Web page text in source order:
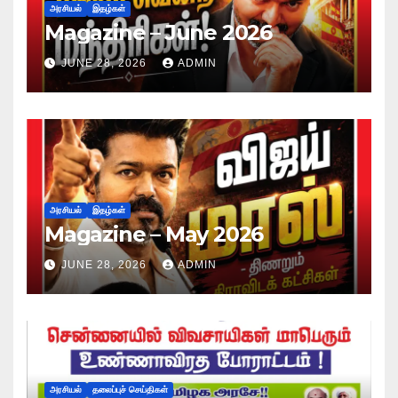
அரசியல் இதழ்கள்
Magazine – June 2026
JUNE 28, 2026 ADMIN
அரசியல் இதழ்கள்
Magazine – May 2026
JUNE 28, 2026 ADMIN
அரசியல் தலைப்புச் செய்திகள்